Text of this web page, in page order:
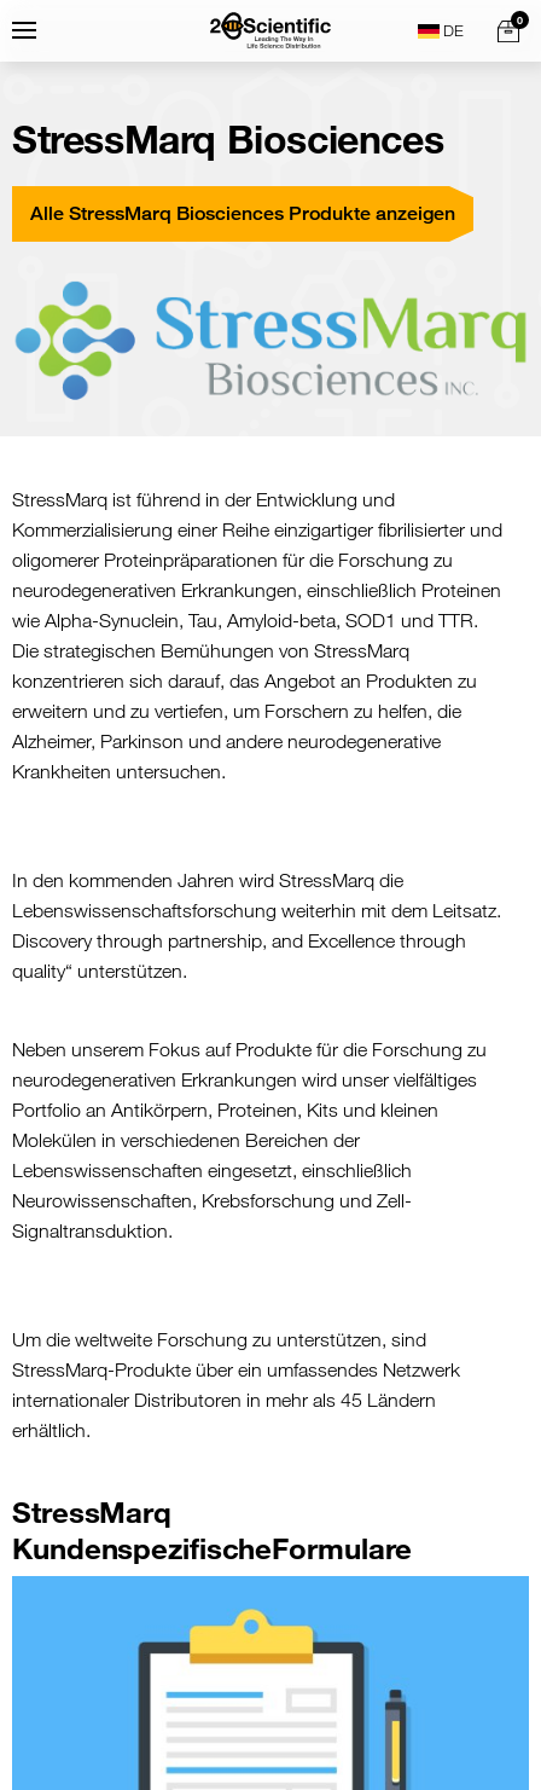
toMenu
Home
0
StressMarq Biosciences
Alle StressMarq Biosciences Produkte anzeigen
StressMarq ist führend in der Entwicklung und
Kommerzialisierung einer Reihe einzigartiger fibrilisierter und
oligomerer Proteinpräparationen für die Forschung zu
neurodegenerativen Erkrankungen, einschließlich Proteinen
wie Alpha-Synuclein, Tau, Amyloid-beta, SOD1 und TTR.
Die strategischen Bemühungen von StressMarq
konzentrieren sich darauf, das Angebot an Produkten zu
erweitern und zu vertiefen, um Forschern zu helfen, die
Alzheimer, Parkinson und andere neurodegenerative
Krankheiten untersuchen.
In den kommenden Jahren wird StressMarq die
Lebenswissenschaftsforschung weiterhin mit dem Leitsatz.
Discovery through partnership, and Excellence through
quality“ unterstützen.
Neben unserem Fokus auf Produkte für die Forschung zu
neurodegenerativen Erkrankungen wird unser vielfältiges
Portfolio an Antikörpern, Proteinen, Kits und kleinen
Molekülen in verschiedenen Bereichen der
Lebenswissenschaften eingesetzt, einschließlich
Neurowissenschaften, Krebsforschung und Zell-
Signaltransduktion.
Um die weltweite Forschung zu unterstützen, sind
StressMarq-Produkte über ein umfassendes Netzwerk
internationaler Distributoren in mehr als 45 Ländern
erhältlich.
StressMarq
KundenspezifischeFormulare